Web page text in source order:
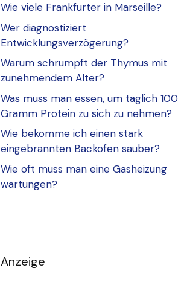
Wie viele Frankfurter in Marseille?
Wer diagnostiziert
Entwicklungsverzögerung?
Warum schrumpft der Thymus mit
zunehmendem Alter?
Was muss man essen, um täglich 100
Gramm Protein zu sich zu nehmen?
Wie bekomme ich einen stark
eingebrannten Backofen sauber?
Wie oft muss man eine Gasheizung
wartungen?
Anzeige